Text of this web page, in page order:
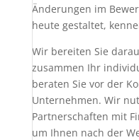
Änderungen im
heute gestaltet,
Wir bereiten Sie
zusammen Ihr
beraten Sie vor der
Unternehmen. Wir
Partnerschaften mit
um Ihnen nach der